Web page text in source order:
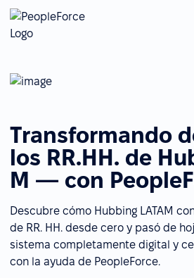
Transformando
los RR.HH. de
M — con
Descubre cómo Hubbing LATAM
de RR. HH. desde cero y pasó de
sistema completamente digital y
con la ayuda de PeopleForce.